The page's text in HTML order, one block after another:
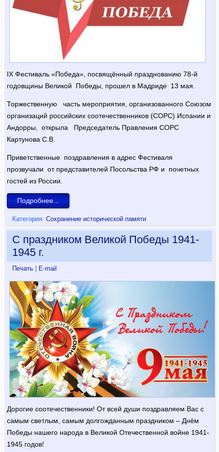
IX Фестиваль «Победа», посвящённый празднованию 78-й
годовщины Великой Победы, прошел в Мадриде 13 мая.
Торжественную часть мероприятия, организованного Союзом
организаций российских соотечественников (СОРС) Испании и
Андорры, открыла Председатель Правления СОРС
Картунова С.В.
Приветственные поздравления в адрес Фестиваля
прозвучали от представителей Посольства РФ и почетных
гостей из России.
Подробнее...
Категория:Сохранение исторической памяти
С праздником Великой Победы 1941-
1945 г.
Печать E-mail
Дорогие соотечественники! От всей души поздравляем Вас с
самым светлым, самым долгожданным праздником – Днём
Победы нашего народа в Великой Отечественной войне 1941-
1945 годов!